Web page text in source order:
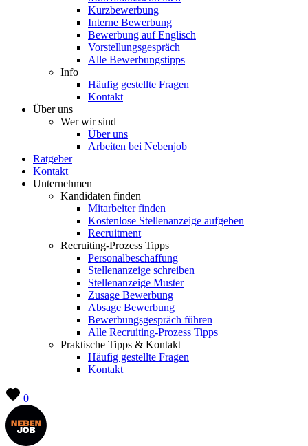
Kurzbewerbung
Interne Bewerbung
Bewerbung auf Englisch
Vorstellungsgespräch
Alle Bewerbungstipps
Info
Häufig gestellte Fragen
Kontakt
Über uns
Wer wir sind
Über uns
Arbeiten bei Nebenjob
Ratgeber
Kontakt
Unternehmen
Kandidaten finden
Mitarbeiter finden
Kostenlose Stellenanzeige aufgeben
Recruitment
Recruiting-Prozess Tipps
Personalbeschaffung
Stellenanzeige schreiben
Stellenanzeige Muster
Zusage Bewerbung
Absage Bewerbung
Bewerbungsgespräch führen
Alle Recruiting-Prozess Tipps
Praktische Tipps & Kontakt
Häufig gestellte Fragen
Kontakt
0